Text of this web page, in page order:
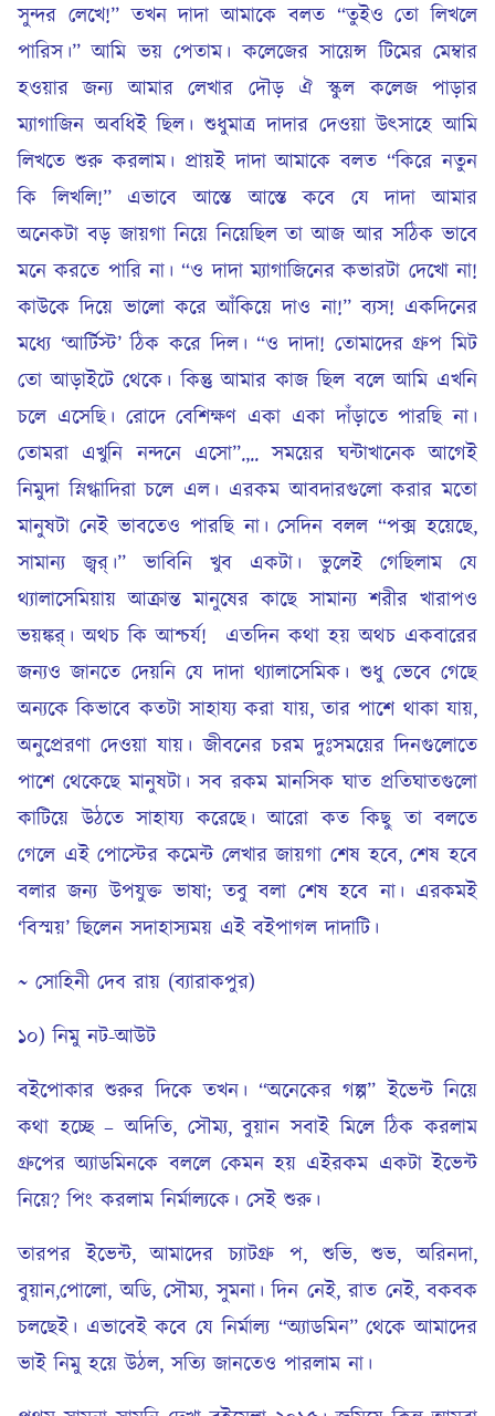
সুন্দর লেখে!” তখন দাদা আমাকে বলত “তুইও তো লিখলে
পারিস।” আমি ভয় পেতাম। কলেজের সায়েন্স টিমের মেম্বার
হওয়ার জন্য আমার লেখার দৌড় ঐ স্কুল কলেজ পাড়ার
ম্যাগাজিন অবধিই ছিল। শুধুমাত্র দাদার দেওয়া উৎসাহে আমি
লিখতে শুরু করলাম। প্রায়ই দাদা আমাকে বলত “কিরে নতুন
কি লিখলি!” এভাবে আস্তে আস্তে কবে যে দাদা আমার
অনেকটা বড় জায়গা নিয়ে নিয়েছিল তা আজ আর সঠিক ভাবে
মনে করতে পারি না। “ও দাদা ম্যাগাজিনের কভারটা দেখো না!
কাউকে দিয়ে ভালো করে আঁকিয়ে দাও না!” ব্যস! একদিনের
মধ্যে ‘আর্টিস্ট’ ঠিক করে দিল। “ও দাদা! তোমাদের গ্রুপ মিট
তো আড়াইটে থেকে। কিন্তু আমার কাজ ছিল বলে আমি এখনি
চলে এসেছি। রোদে বেশিক্ষণ একা একা দাঁড়াতে পারছি না।
তোমরা এখুনি নন্দনে এসো”.,.. সময়ের ঘন্টাখানেক আগেই
নিমুদা স্নিগ্ধাদিরা চলে এল। এরকম আবদারগুলো করার মতো
মানুষটা নেই ভাবতেও পারছি না। সেদিন বলল “পক্স হয়েছে,
সামান্য জ্বর্।” ভাবিনি খুব একটা। ভুলেই গেছিলাম যে
থ্যালাসেমিয়ায় আক্রান্ত মানুষের কাছে সামান্য শরীর খারাপও
ভয়ঙ্কর্। অথচ কি আশ্চর্য! এতদিন কথা হয় অথচ একবারের
জন্যও জানতে দেয়নি যে দাদা থ্যালাসেমিক। শুধু ভেবে গেছে
অন্যকে কিভাবে কতটা সাহায্য করা যায়, তার পাশে থাকা যায়,
অনুপ্রেরণা দেওয়া যায়। জীবনের চরম দুঃসময়ের দিনগুলোতে
পাশে থেকেছে মানুষটা। সব রকম মানসিক ঘাত প্রতিঘাতগুলো
কাটিয়ে উঠতে সাহায্য করেছে। আরো কত কিছু তা বলতে
গেলে এই পোস্টের কমেন্ট লেখার জায়গা শেষ হবে, শেষ হবে
বলার জন্য উপযুক্ত ভাষা; তবু বলা শেষ হবে না। এরকমই
‘বিস্ময়’ ছিলেন সদাহাস্যময় এই বইপাগল দাদাটি।
~ সোহিনী দেব রায় (ব্যারাকপুর)
১০) নিমু নট-আউট
বইপোকার শুরুর দিকে তখন। “অনেকের গল্প” ইভেন্ট নিয়ে
কথা হচ্ছে – অদিতি, সৌম্য, বুয়ান সবাই মিলে ঠিক করলাম
গ্রুপের অ্যাডমিনকে বললে কেমন হয় এইরকম একটা ইভেন্ট
নিয়ে? পিং করলাম নির্মাল্যকে। সেই শুরু।
তারপর ইভেন্ট, আমাদের চ্যাটগ্রু প, শুভি, শুভ, অরিনদা,
বুয়ান,পোলো, অডি, সৌম্য, সুমনা। দিন নেই, রাত নেই, বকবক
চলছেই। এভাবেই কবে যে নির্মাল্য “অ্যাডমিন” থেকে আমাদের
ভাই নিমু হয়ে উঠল, সত্যি জানতেও পারলাম না।